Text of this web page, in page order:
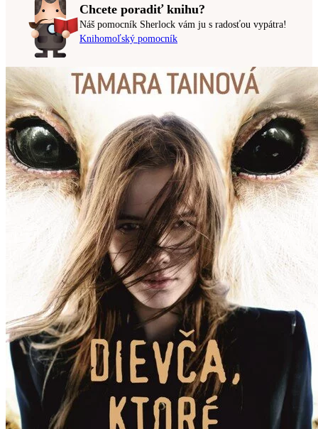
Chcete poradiť knihu?
Náš pomocník Sherlock vám ju s radosťou vypátra!
Knihomoľský pomocník